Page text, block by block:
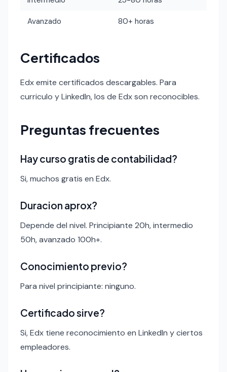
Avanzado 80+ horas
Certificados
Edx emite certificados descargables. Para
curriculo y LinkedIn, los de Edx son reconocibles.
Preguntas frecuentes
Hay curso gratis de contabilidad?
Si, muchos gratis en Edx.
Duracion aprox?
Depende del nivel. Principiante 20h, intermedio
50h, avanzado 100h+.
Conocimiento previo?
Para nivel principiante: ninguno.
Certificado sirve?
Si, Edx tiene reconocimiento en LinkedIn y ciertos
empleadores.